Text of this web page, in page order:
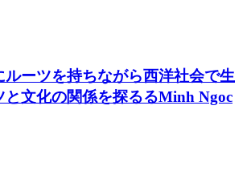
ルーツを持ちながら西洋社会で生
と文化の関係を探るるMinh Ngoc